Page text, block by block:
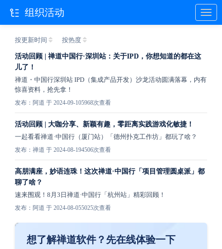
按更新时间 按热度
活动回顾 | 禅道中国行·深圳站：关于IPD，你想知道的都在这
儿了！
禅道・中国行深圳站 IPD（集成产品开发）沙龙活动圆满落幕，内有
惊喜资料，抢先拿！
发布：阿道 于 2024-09-105968次查看
活动回顾 | 大咖分享、新颖有趣，零距离实践游戏化敏捷！
一起看看禅道·中国行（厦门站）「德州扑克工作坊」都玩了啥？
发布：禅道 于 2024-08-194506次查看
高朋满座，妙语连珠！这次禅道·中国行「项目管理圆桌派」都
聊了啥？
速来围观！8月3日禅道·中国行「杭州站」精彩回顾！
发布：阿道 于 2024-08-055025次查看
想了解禅道软件？先在线体验一下
组织活动